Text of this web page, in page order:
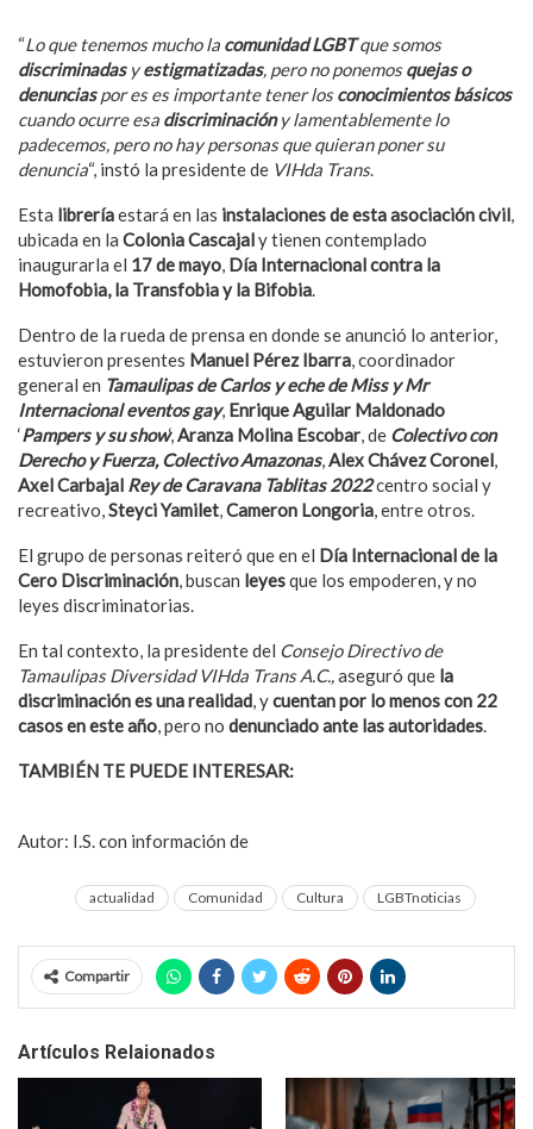
“Lo que tenemos mucho la comunidad LGBTque somos
discriminadas yestigmatizadas, pero no ponemosquejas o
denunciaspor es es importante tener losconocimientos básicos
cuando ocurre esa discriminacióny lamentablemente lo
padecemos, pero no hay personas que quieran poner su
denuncia“, instó la presidente de VIHda Trans.
Esta libreríaestará en las instalaciones de esta asociación civil,
ubicada en la Colonia Cascajaly tienen contemplado
inaugurarla el 17 de mayo, Día Internacional contra la
Homofobia, la Transfobia y la Bifobia.
Dentro de la rueda de prensa en donde se anunció lo anterior,
estuvieron presentes Manuel Pérez Ibarra, coordinador
general en Tamaulipas de Carlos y eche de Miss y Mr
Internacional eventos gay, Enrique Aguilar Maldonado
‘Pampers y su show‘,Aranza Molina Escobar, de Colectivo con
Derecho y Fuerza, Colectivo Amazonas,Alex Chávez Coronel,
Axel Carbajal Rey de Caravana Tablitas 2022centro social y
recreativo,Steyci Yamilet,Cameron Longoria, entre otros.
El grupo de personas reiteró que en el Día Internacional de la
Cero Discriminación, buscan leyesque los empoderen, y no
leyes discriminatorias.
En tal contexto, la presidente del Consejo Directivo de
Tamaulipas Diversidad VIHda Trans A.C.,aseguró que la
discriminación es una realidad, ycuentan por lo menos con 22
casos en este año, pero no denunciado ante las autoridades.
TAMBIÉN TE PUEDE INTERESAR:
Autor: I.S. con información de
actualidad Comunidad Cultura LGBTnoticias
Compartir
Artículos Relaionados